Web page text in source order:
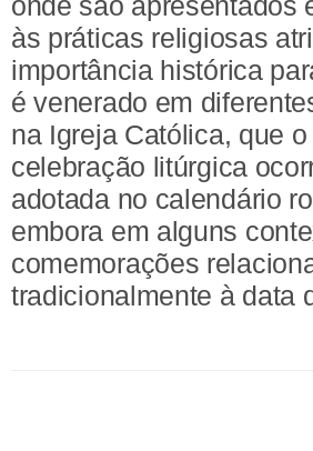
às práticas religiosas
importância histórica
é venerado em
na Igreja Católica, que
celebração litúrgica
adotada no calendário
embora em alguns
comemorações
tradicionalmente à data